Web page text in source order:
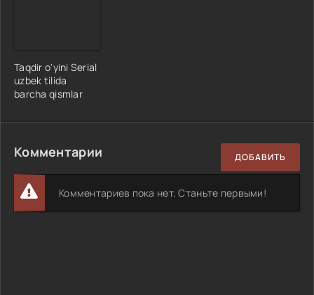
Taqdir o'yini Serial
uzbek tilida
barcha qismlar
Комментарии ДОБАВИТЬ
Комментариев пока нет. Станьте первыми!